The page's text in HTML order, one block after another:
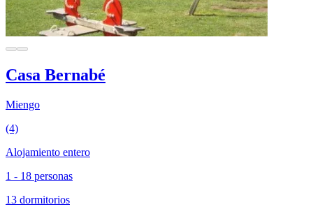
Casa Bernabé
Miengo
(4)
Alojamiento entero
1 - 18 personas
13 dormitorios